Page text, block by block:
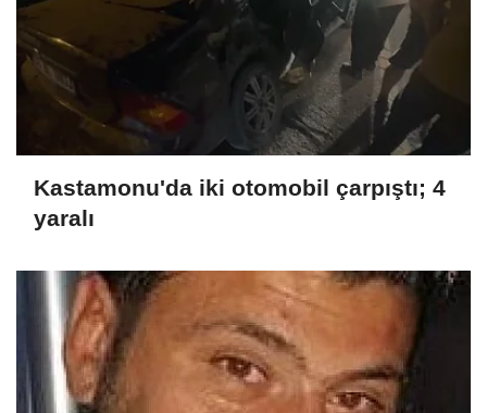
Kastamonu'da iki otomobil çarpıştı; 4
yaralı